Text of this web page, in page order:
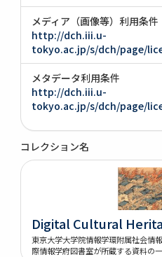
メディア（画像等）利用条件
http://dch.iii.u-
tokyo.ac.jp/s/dch/page/
メタデータ利用条件
http://dch.iii.u-
tokyo.ac.jp/s/dch/page/
コレクション名
Digital Cultural
東京大学大学院情報学環附属社会情
際情報学府図書室が所蔵する資料の